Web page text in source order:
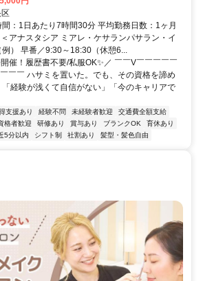
：1日あたり7時間30分 平均勤務日数：1ヶ月
アナスタシア ミアレ・ケサランパサラン・イ
） 早番／9:30～18:30（休憩6...
催！履歴書不要/私服OK✨／ ￣￣V￣￣￣￣￣
￣￣ ハサミを置いた。でも、その資格を諦め
経験が浅くて自信がない」「今のキャリアで
支援あり 経験不問 未経験者歓迎
交通費全額支給
格者歓迎 研修あり 賞与あり ブランクOK
育休あり
5分以内 シフト制 社割あり 髪型・髪色自由